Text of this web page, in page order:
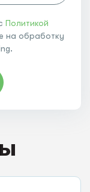
Политикой
на обработку